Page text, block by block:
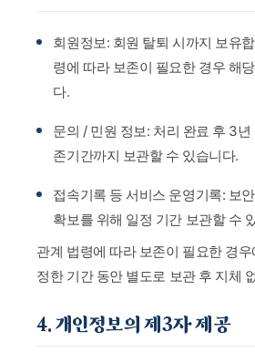
회원정보: 회원 탈퇴 시까지 보유
령에 따라 보존이 필요한 경우 해
다.
문의 / 민원 정보: 처리 완료 후 3
존기간까지 보관할 수 있습니다.
접속기록 등 서비스 운영기록: 보
확보를 위해 일정 기간 보관할 수
관계 법령에 따라 보존이 필요한 경
정한 기간 동안 별도로 보관 후 지체
4. 개인정보의 제3자 제공